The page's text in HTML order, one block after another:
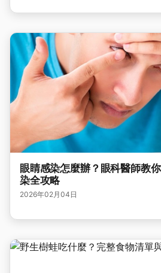
眼睛感染怎麼辦？眼科醫師教
染全攻略
2026年02月04日